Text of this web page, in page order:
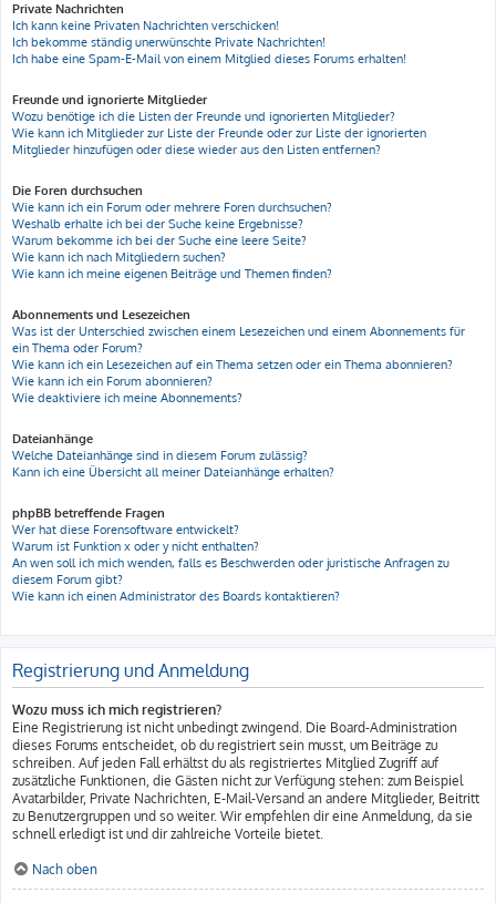
Private Nachrichten
Ich kann keine Privaten Nachrichten verschicken!
Ich bekomme ständig unerwünschte Private Nachrichten!
Ich habe eine Spam-E-Mail von einem Mitglied dieses Forums erhalten!
Freunde und ignorierte Mitglieder
Wozu benötige ich die Listen der Freunde und ignorierten Mitglieder?
Wie kann ich Mitglieder zur Liste der Freunde oder zur Liste der ignorierten
Mitglieder hinzufügen oder diese wieder aus den Listen entfernen?
Die Foren durchsuchen
Wie kann ich ein Forum oder mehrere Foren durchsuchen?
Weshalb erhalte ich bei der Suche keine Ergebnisse?
Warum bekomme ich bei der Suche eine leere Seite?
Wie kann ich nach Mitgliedern suchen?
Wie kann ich meine eigenen Beiträge und Themen finden?
Abonnements und Lesezeichen
Was ist der Unterschied zwischen einem Lesezeichen und einem Abonnements für
ein Thema oder Forum?
Wie kann ich ein Lesezeichen auf ein Thema setzen oder ein Thema abonnieren?
Wie kann ich ein Forum abonnieren?
Wie deaktiviere ich meine Abonnements?
Dateianhänge
Welche Dateianhänge sind in diesem Forum zulässig?
Kann ich eine Übersicht all meiner Dateianhänge erhalten?
phpBB betreffende Fragen
Wer hat diese Forensoftware entwickelt?
Warum ist Funktion x oder y nicht enthalten?
An wen soll ich mich wenden, falls es Beschwerden oder juristische Anfragen zu
diesem Forum gibt?
Wie kann ich einen Administrator des Boards kontaktieren?
Registrierung und Anmeldung
Wozu muss ich mich registrieren?
Eine Registrierung ist nicht unbedingt zwingend. Die Board-Administration
dieses Forums entscheidet, ob du registriert sein musst, um Beiträge zu
schreiben. Auf jeden Fall erhältst du als registriertes Mitglied Zugriff auf
zusätzliche Funktionen, die Gästen nicht zur Verfügung stehen: zum Beispiel
Avatarbilder, Private Nachrichten, E-Mail-Versand an andere Mitglieder, Beitritt
zu Benutzergruppen und so weiter. Wir empfehlen dir eine Anmeldung, da sie
schnell erledigt ist und dir zahlreiche Vorteile bietet.
Nach oben